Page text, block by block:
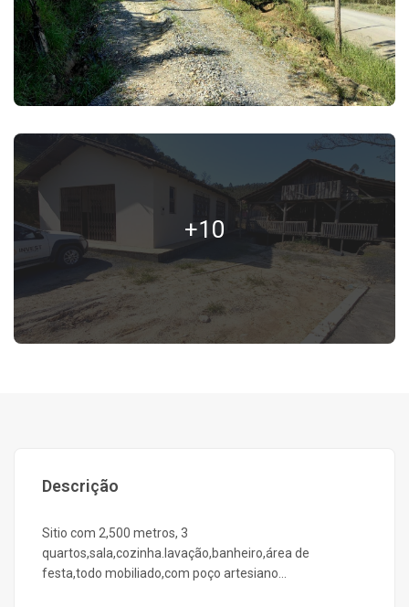
+10
Descrição
Sitio com 2,500 metros, 3
quartos,sala,cozinha.lavação,banheiro,área de
festa,todo mobiliado,com poço artesiano...